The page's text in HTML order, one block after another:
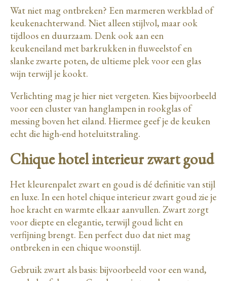
Wat niet mag ontbreken? Een marmeren werkblad of
keukenachterwand. Niet alleen stijlvol, maar ook
tijdloos en duurzaam. Denk ook aan een
keukeneiland met barkrukken in fluweelstof en
slanke zwarte poten, de ultieme plek voor een glas
wijn terwijl je kookt.
Verlichting mag je hier niet vergeten. Kies bijvoorbeeld
voor een cluster van hanglampen in rookglas of
messing boven het eiland. Hiermee geef je de keuken
echt die high-end hoteluitstraling.
Chique hotel interieur zwart goud
Het kleurenpalet zwart en goud is dé definitie van stijl
en luxe. In een hotel chique interieur zwart goud zie je
hoe kracht en warmte elkaar aanvullen. Zwart zorgt
voor diepte en elegantie, terwijl goud licht en
verfijning brengt. Een perfect duo dat niet mag
ontbreken in een chique woonstijl.
Gebruik zwart als basis: bijvoorbeeld voor een wand,